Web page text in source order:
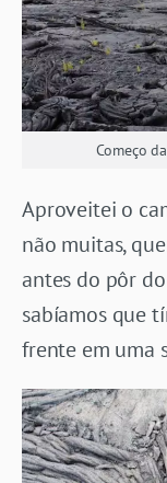
Começo
Aproveitei o
não muitas,
antes do pôr
sabíamos que
frente em uma